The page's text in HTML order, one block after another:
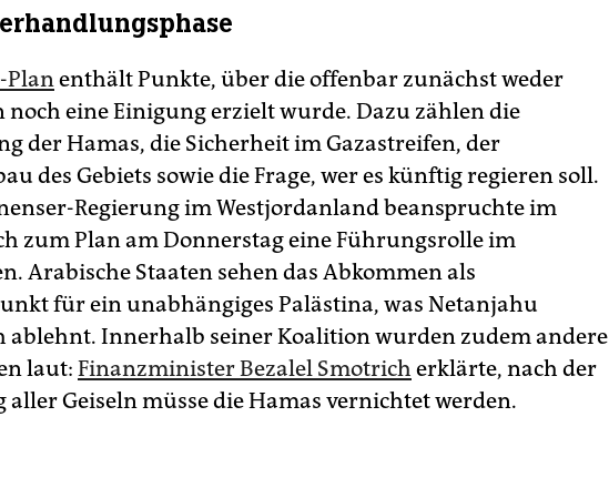
Planenthält Punkte, über die offenbar zunächst weder
noch eine Einigung erzielt wurde. Dazu zählen die
der Hamas, die Sicherheit im Gazastreifen, der
des Gebiets sowie die Frage, wer es künftig regieren soll.
Regierung im Westjordanland beanspruchte im
zum Plan am Donnerstag eine Führungsrolle im
Arabische Staaten sehen das Abkommen als
für ein unabhängiges Palästina, was Netanjahu
ablehnt. Innerhalb seiner Koalition wurden zudem andere
laut: Finanzminister Bezalel Smotrich erklärte, nach der
aller Geiseln müsse die Hamas vernichtet werden.